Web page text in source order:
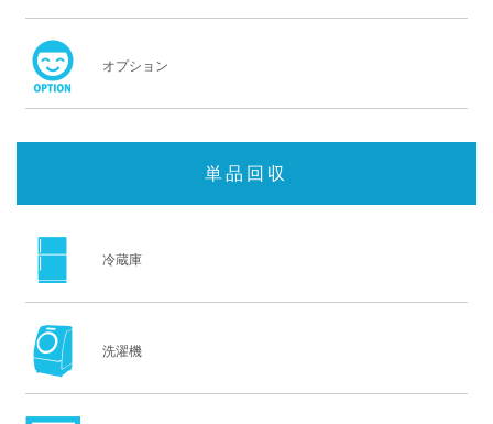
オプション
単品回収
冷蔵庫
洗濯機